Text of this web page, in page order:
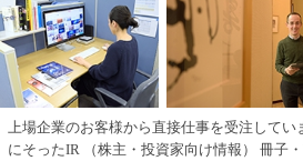
上場企業のお客様から直接仕事を受注して
にそったIR （株主・投資家向け情報） 冊子